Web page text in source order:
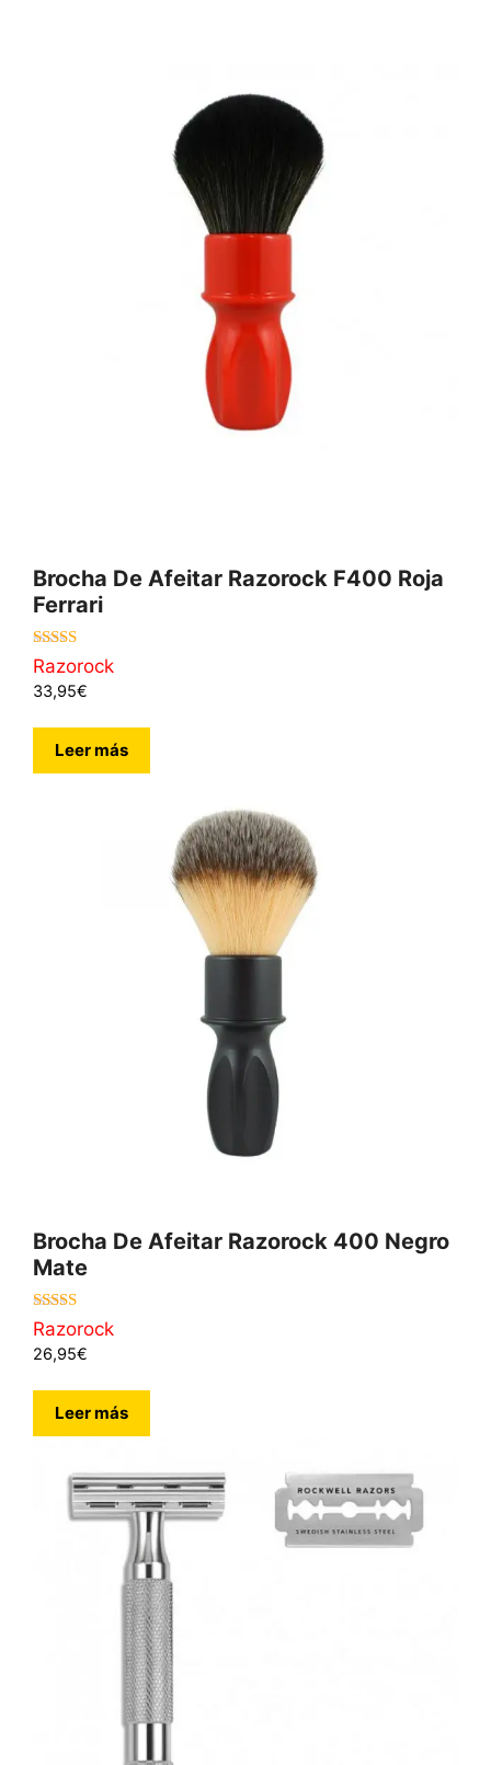
Brocha De Afeitar Razorock F400 Roja
Ferrari
5.00
de 5
Razorock
33,95€
Leer más
Brocha De Afeitar Razorock 400 Negro
Mate
5.00
de 5
Razorock
26,95€
Leer más